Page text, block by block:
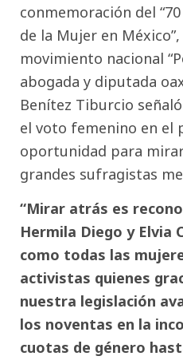
conmemoración del
de la Mujer en
movimiento nacional
abogada y diputada
Benítez Tiburcio
el voto femenino en el
oportunidad para
grandes sufragistas
“Mirar atrás es
Hermila Diego y Elvia
como todas las
activistas quienes
nuestra legislación
los noventas en la
cuotas de género